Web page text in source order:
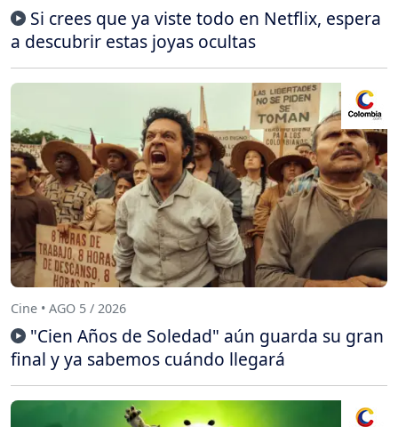
Si crees que ya viste todo en Netflix, espera
a descubrir estas joyas ocultas
Cine • AGO 5 / 2026
"Cien Años de Soledad" aún guarda su gran
final y ya sabemos cuándo llegará